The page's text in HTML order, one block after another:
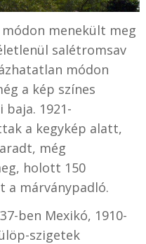
menekült meg
salétromsav
módon
a kép színes
1921-
a kegykép alatt,
még
holott 150
a márványpadló.
ben Mexikó, 1910-
szigetek